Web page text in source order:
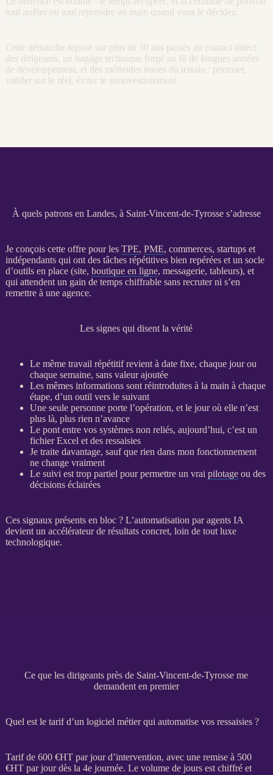
tout arrêter ou tout reprendre en main quand vous le décidez.
Cette démarche repose sur plus de 30 ans passés au contact direct
des dirigeants, un bagage technique forgé au fil de longues années
de développement, et des méthodes issues du terrain : prioriser,
valider sur le réel, éviter le surinvestissement.
À quels patrons en Landes, à Saint-Vincent-de-Tyrosse s’adresse
Je conçois cette offre pour les TPE, PME, commerces, startups et
indépendants qui ont des tâches répétitives bien repérées et un socle
d’outils en place (site, boutique en ligne, messagerie, tableurs), et
qui attendent un gain de temps chiffrable sans recruter ni s’en
remettre à une agence.
Les signes qui disent la vérité
Le même travail répétitif revient à date fixe, chaque jour ou
chaque semaine, sans valeur ajoutée
Les mêmes informations sont réintroduites à la main à chaque
étape, d’un outil vers le suivant
Une seule personne porte l’opération, et le jour où elle n’est
plus là, plus rien n’avance
Le pont entre vos systèmes non reliés, aujourd’hui, c’est un
fichier Excel et des ressaisies
Je traite davantage, sauf que rien dans mon fonctionnement
ne change vraiment
Le suivi est trop partiel pour permettre un vrai pilotageou des
décisions éclairées
Ces signaux présents en bloc ? L’automatisation paragents IA
devient un accélérateur de résultats concret, loin de tout luxe
technologique.
Ce que les dirigeants près de Saint-Vincent-de-Tyrosse me
demandent en premier
Quel est le tarif d’un logiciel métier qui automatise vos ressaisies ?
Tarif de 600 €HTpar jour d’intervention, avec une remise à 500
€HTpar jour dès la 4e journée. Le volume de jours est chiffré et